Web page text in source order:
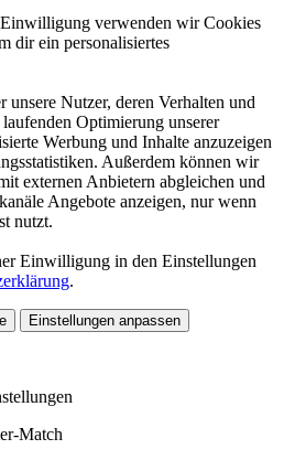
verwenden wir Cookies
dir ein personalisiertes
unsere Nutzer, deren Verhalten und
Optimierung unserer
Werbung und Inhalte anzuzeigen
Außerdem können wir
externen Anbietern abgleichen und
Angebote anzeigen, nur wenn
nutzt.
Einwilligung in den Einstellungen
.
Einstellungen anpassen
Match